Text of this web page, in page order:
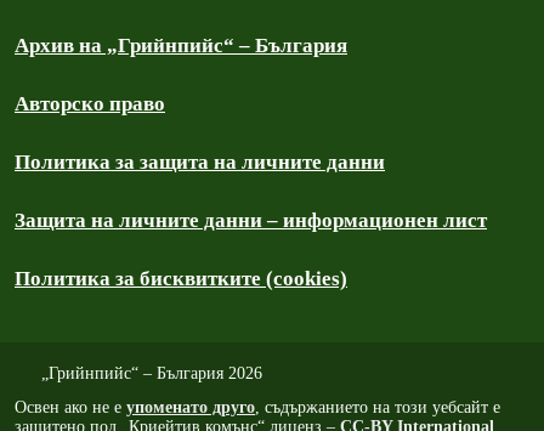
Архив на „Грийнпийс“ – България
Авторско право
Политика за защита на личните данни
Защита на личните данни – информационен лист
Политика за бисквитките (cookies)
„Грийнпийс“ – България 2026
Освен ако не е упоменато друго, съдържанието на този уебсайт е
защитено под „Криейтив комънс“ лиценз – CC-BY International